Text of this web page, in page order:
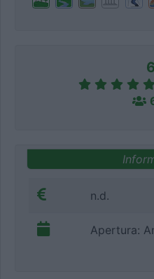
n.d.
Apertura: